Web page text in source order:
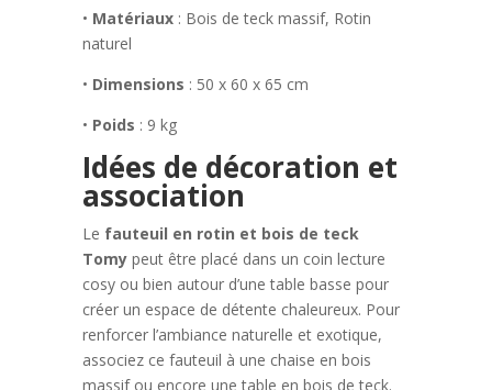
• Matériaux: Bois de teck massif, Rotin
naturel
• Dimensions : 50 x 60 x 65 cm
• Poids : 9 kg
Idées de décoration et
association
Le fauteuil en rotin et bois de teck
Tomypeut être placé dans un coin lecture
cosy ou bien autour d’une table basse pour
créer un espace de détente chaleureux. Pour
renforcer l’ambiance naturelle et exotique,
associez ce fauteuil à une chaise en bois
massif ou encore une table en bois de teck.